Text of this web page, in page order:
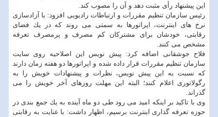
این پیشنهاد رأی مثبت دهد و آن را مصوب كند.
رئیس سازمان تنظیم مقررات و ارتباطات رادیویی افزود: با آزادسازی
نرخ های اینترنت، اپراتورها به سمتی می روند كه در یك فضای
رقابتی، خودشان برای مشتركان كم مصرف و پرمصرف تعرفه
مشخص می كنند.
فلاح جوشقانی اضافه كرد: پیش نویس این اصلاحیه روی سایت
سازمان تنظیم مقررات قرار داده شده و اپراتورها دو هفته زمان دارند
كه نسبت به این پیش نویس، نظرات و پیشنهادات خویش را به
رگولاتوری اعلام كنند؛ البته این مهلت روزهای آخر خویش را می
گذراند.
وی با تاكید بر اینكه امید می رود طی دو ماه آینده به یك جمع بندی در
حوزه تعرفه گذاری اینترنت برسیم، اظهار داشت: با عنایت به رقابتی